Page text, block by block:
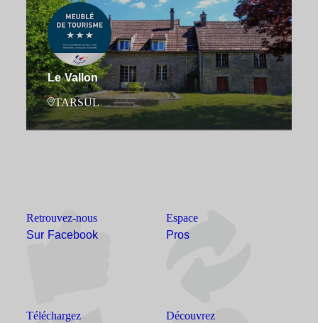
Le Vallon
TARSUL
Retrouvez-nous
Sur Facebook
Espace
Pros
Téléchargez
Découvrez